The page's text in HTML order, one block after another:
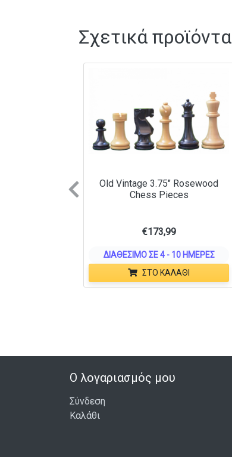
Σχετικά προϊόντα
Old Vintage 3.75″ Rosewood
Chess Pieces
€173,99
ΔΙΑΘΈΣΙΜΟ ΣΕ 4 - 10 ΗΜΈΡΕΣ
ΣΤΟ ΚΑΛΆΘΙ
Previous
Ο λογαριασμός μου
Σύνδεση
Καλάθι